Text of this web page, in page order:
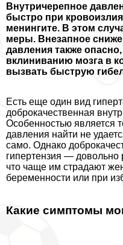
Внутричерепное
быстро при
менингите. В этом
меры. Внезапное
давления также
вклиниванию мозга в
вызвать быструю
Есть еще один вид
доброкачественная
Особенностью является
давления найти не
само. Однако
гипертензия — довольно
что чаще им страдают
беременности или при
Какие симптомы